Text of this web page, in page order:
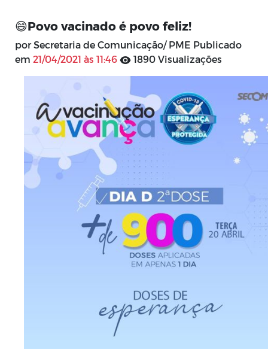
😄Povo vacinado é povo feliz!
por Secretaria de Comunicação/ PME Publicado
em 21/04/2021 às 11:46 1890 Visualizações